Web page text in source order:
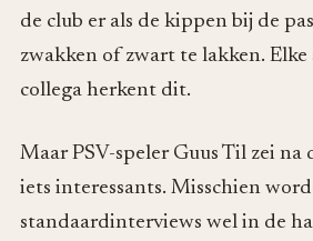
de club er als de kippen bij de
zwakken of zwart te lakken. Elke
collega herkent dit.
Maar PSV-speler Guus Til zei
iets interessants. Misschien
standaardinterviews wel in de